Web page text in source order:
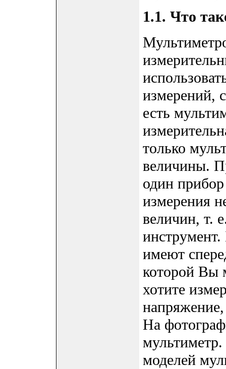
1.1. Что
измерений,
есть
только
величины.
один
измерения
величин, т.
имеют
которой Вы
хотите
На
моделей